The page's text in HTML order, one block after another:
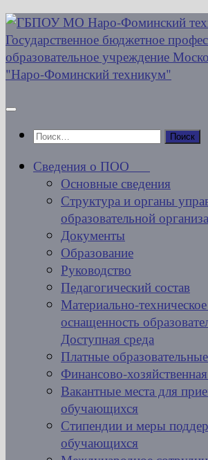
Перейти
к
содержимому
Найти:
Сведения о ПОО
Основные сведения
Структура и органы
образовательной
Документы
Образование
Руководство
Педагогический состав
Материально-
оснащенность
Доступная среда
Платные
Финансово-
Вакантные места для
обучающихся
Стипендии и меры
обучающихся